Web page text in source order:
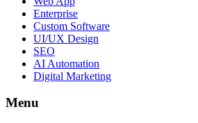
Enterprise
Custom Software
UI/UX Design
SEO
AI Automation
Digital Marketing
Menu